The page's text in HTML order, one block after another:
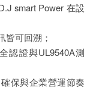
smart Power 在設
皆可回溯；
認證與UL9540A測
保與企業營運節奏